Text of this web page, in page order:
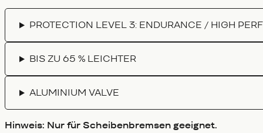
PROTECTION LEVEL 3: ENDURANCE / HIGH
BIS ZU 65 % LEICHTER
ALUMINIUM VALVE
Hinweis: Nur für Scheibenbremsen geeignet.